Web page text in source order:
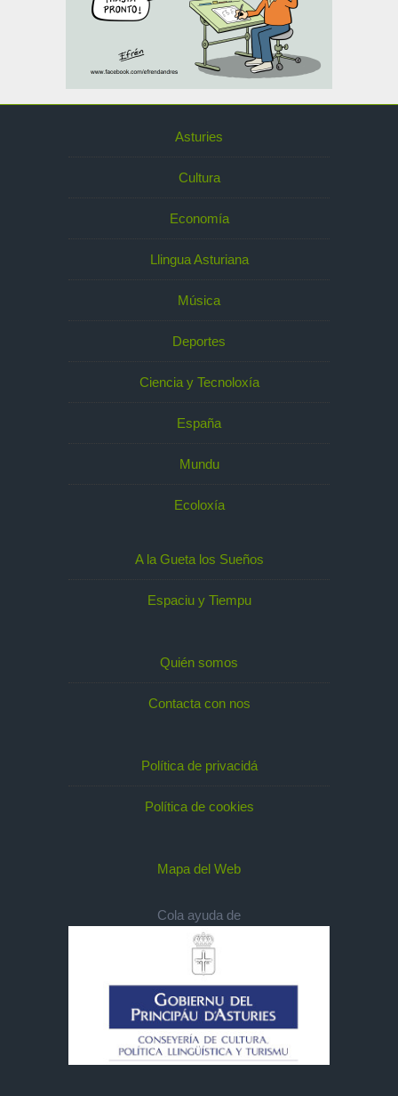
Asturies
Cultura
Economía
Llingua Asturiana
Música
Deportes
Ciencia y Tecnoloxía
España
Mundu
Ecoloxía
A la Gueta los Sueños
Espaciu y Tiempu
Quién somos
Contacta con nos
Política de privacidá
Política de cookies
Mapa del Web
Cola ayuda de